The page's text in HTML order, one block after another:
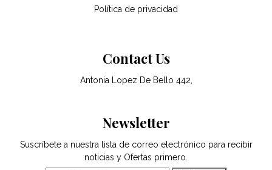
Política de privacidad
Contact Us
Antonia Lopez De Bello 442,
Newsletter
Suscríbete a nuestra lista de correo electrónico para recibir
noticias y Ofertas primero.